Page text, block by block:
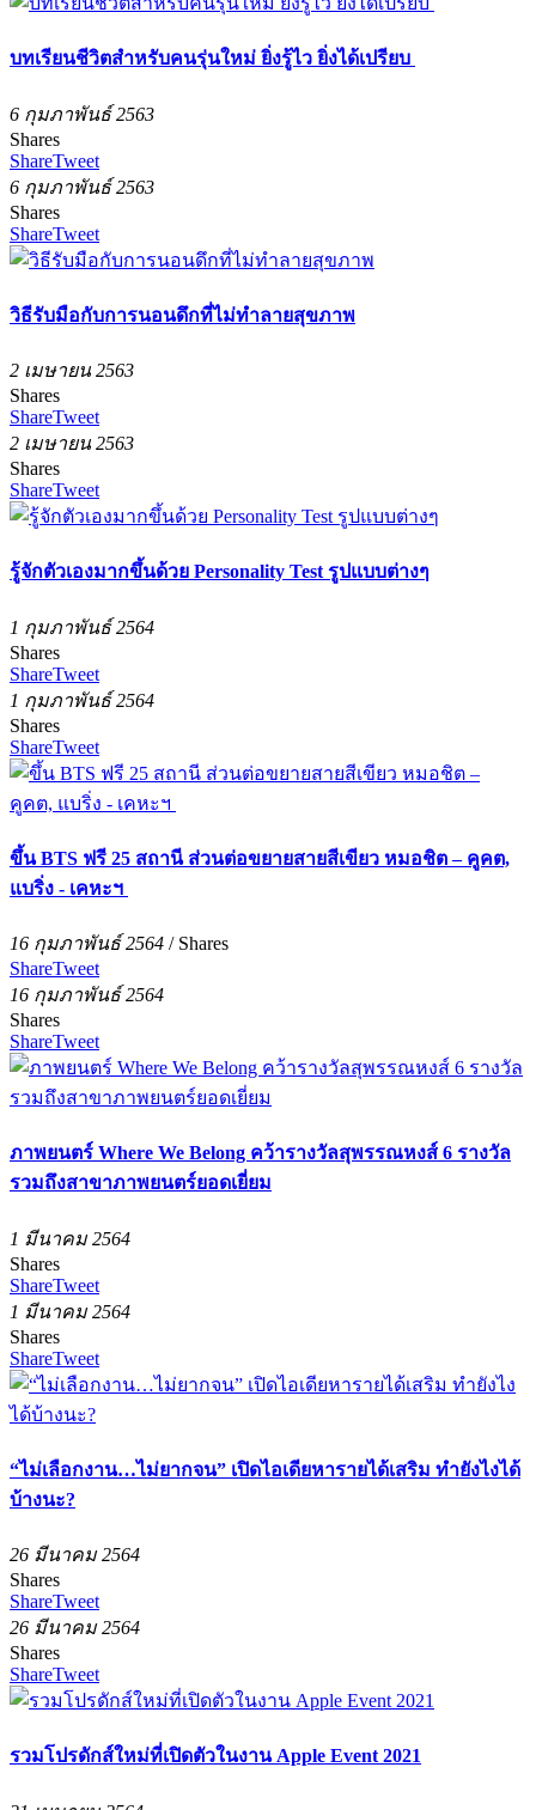
บทเรียนชีวิตสำหรับคนรุ่นใหม่ ยิ่งรู้ไว ยิ่งได้เปรียบ
6 กุมภาพันธ์ 2563
Shares
ShareTweet
6 กุมภาพันธ์ 2563
Shares
ShareTweet
วิธีรับมือกับการนอนดึกที่ไม่ทำลายสุขภาพ
2 เมษายน 2563
Shares
ShareTweet
2 เมษายน 2563
Shares
ShareTweet
รู้จักตัวเองมากขึ้นด้วย Personality Test รูปแบบต่างๆ
1 กุมภาพันธ์ 2564
Shares
ShareTweet
1 กุมภาพันธ์ 2564
Shares
ShareTweet
ขึ้น BTS ฟรี 25 สถานี ส่วนต่อขยายสายสีเขียว หมอชิต – คูคต,
แบริ่ง - เคหะฯ
16 กุมภาพันธ์ 2564 / Shares
ShareTweet
16 กุมภาพันธ์ 2564
Shares
ShareTweet
ภาพยนตร์ Where We Belong คว้ารางวัลสุพรรณหงส์ 6 รางวัล
รวมถึงสาขาภาพยนตร์ยอดเยี่ยม
1 มีนาคม 2564
Shares
ShareTweet
1 มีนาคม 2564
Shares
ShareTweet
“ไม่เลือกงาน…ไม่ยากจน” เปิดไอเดียหารายได้เสริม ทำยังไงได้
บ้างนะ?
26 มีนาคม 2564
Shares
ShareTweet
26 มีนาคม 2564
Shares
ShareTweet
รวมโปรดักส์ใหม่ที่เปิดตัวในงาน Apple Event 2021